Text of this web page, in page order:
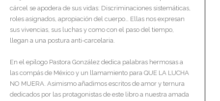
cárcel se apodera de sus vidas: Discriminaciones sistemáticas,
roles asignados, apropiación del cuerpo… Ellas nos expresan
sus vivencias, sus luchas y como con el paso del tiempo,
llegan a una postura anti-carcelaria.
En el epílogo Pastora González dedica palabras hermosas a
las compás de México y un llamamiento para QUE LA LUCHA
NO MUERA. Asimismo añadimos escritos de amor y ternura
dedicados por las protagonistas de este libro a nuestra amada